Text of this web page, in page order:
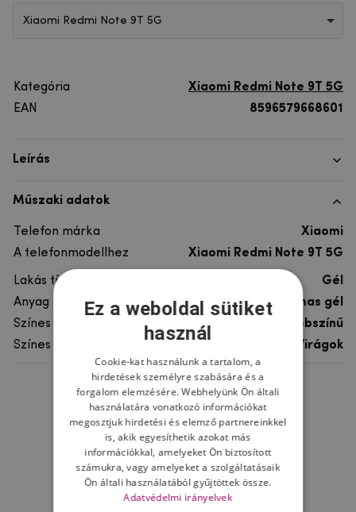
Xiaomi Redmi Note 9T 5G
Kategória
Xiaomi Redmi Note 9T 5G
EAN
8596579668601
Leírás
Műszaki adatok
Telefon márka
Xiaomi
A telefonmodellhez
Xiaomi Redmi Note 9T 5G
Lakás típusa
Gél
Anyag
rugalmas gél
Színes
többszínű
Színes motívum
Virágok
Ne felejtsd el
Ez a weboldal sütiket
használ
Cookie-kat használunk a tartalom, a
hirdetések személyre szabására és a
forgalom elemzésére. Webhelyünk Ön általi
használatára vonatkozó információkat
megosztjuk hirdetési és elemző partnereinkkel
is, akik egyesíthetik azokat más
információkkal, amelyeket Ön biztosított
számukra, vagy amelyeket a szolgáltatásaik
Ön általi használatából gyűjtöttek össze.
Adatvédelmi irányelvek